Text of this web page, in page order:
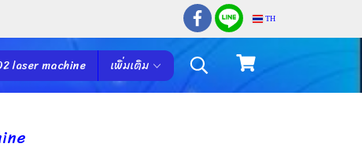
TH
laser machine เพิ่มเติม